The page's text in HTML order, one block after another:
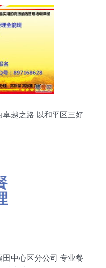
越之路 以和平区三好
中心区分公司 专业餐